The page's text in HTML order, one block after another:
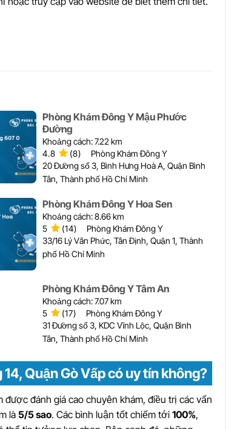
Phòng Khám Đông Y Mậu Phước
Đường
Khoảng cách: 7.22 km
4.8
(8)
Phòng Khám Đông Y
20 Đường số 3, Bình Hưng Hoà A, Quận Bình
Tân, Thành phố Hồ Chí Minh
Phòng Khám Đông Y Hoa Sen
Khoảng cách: 8.66 km
5
(14)
Phòng Khám Đông Y
33/16 Lý Văn Phức, Tân Định, Quận 1, Thành
phố Hồ Chí Minh
Phòng Khám Đông Y Tâm An
Khoảng cách: 7.07 km
5
(17)
Phòng Khám Đông Y
31 Đường số 3, KDC Vĩnh Lộc, Quận Bình
Tân, Thành phố Hồ Chí Minh
Quận Gò Vấp có uy tín không?
được đánh giá cao chuyên khám, điều trị các vấn
là5/5 sao. Các bình luận tốt chiếm tới 100%,